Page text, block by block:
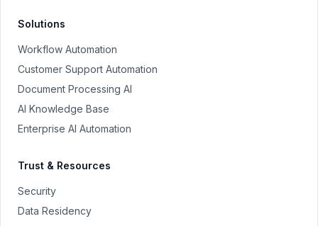
Solutions
Workflow Automation
Customer Support Automation
Document Processing AI
AI Knowledge Base
Enterprise AI Automation
Trust & Resources
Security
Data Residency